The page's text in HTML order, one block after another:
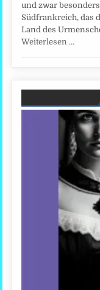
und zwar
Südfrankreich, das
Land des
Weiterlesen …